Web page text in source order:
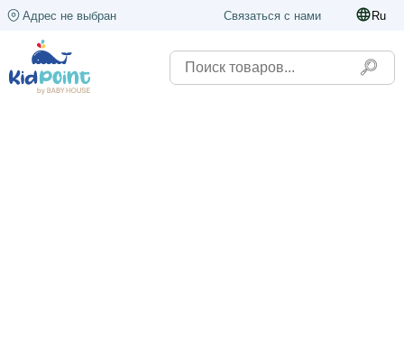
Адрес не выбран Связаться с нами Ru